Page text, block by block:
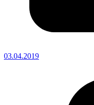
03.04.2019